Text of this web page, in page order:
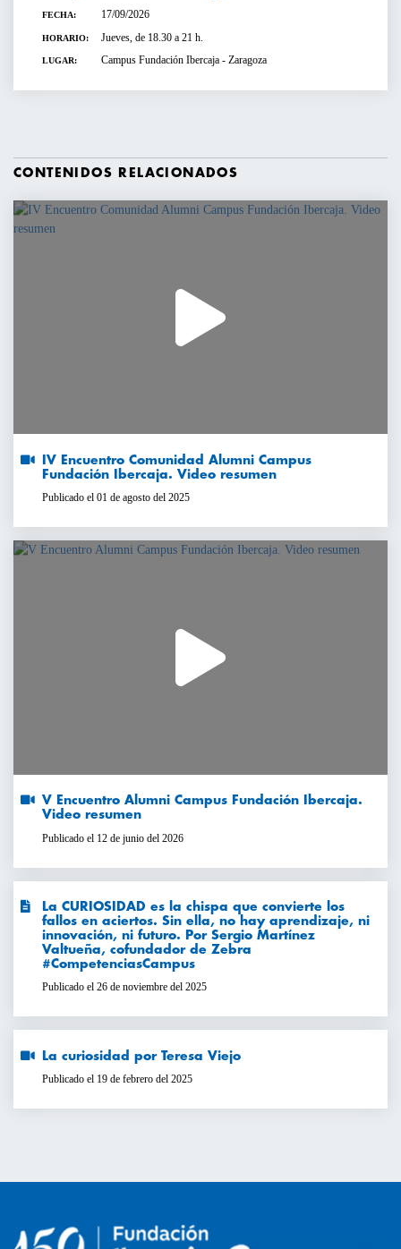
FECHA: 17/09/2026
HORARIO: Jueves, de 18.30 a 21 h.
LUGAR: Campus Fundación Ibercaja - Zaragoza
CONTENIDOS RELACIONADOS
IV Encuentro Comunidad Alumni Campus
Fundación Ibercaja. Video resumen
Publicado el 01 de agosto del 2025
V Encuentro Alumni Campus Fundación Ibercaja.
Video resumen
Publicado el 12 de junio del 2026
La CURIOSIDAD es la chispa que convierte los
fallos en aciertos. Sin ella, no hay aprendizaje, ni
innovación, ni futuro. Por Sergio Martínez
Valtueña, cofundador de Zebra
#CompetenciasCampus
Publicado el 26 de noviembre del 2025
La curiosidad por Teresa Viejo
Publicado el 19 de febrero del 2025